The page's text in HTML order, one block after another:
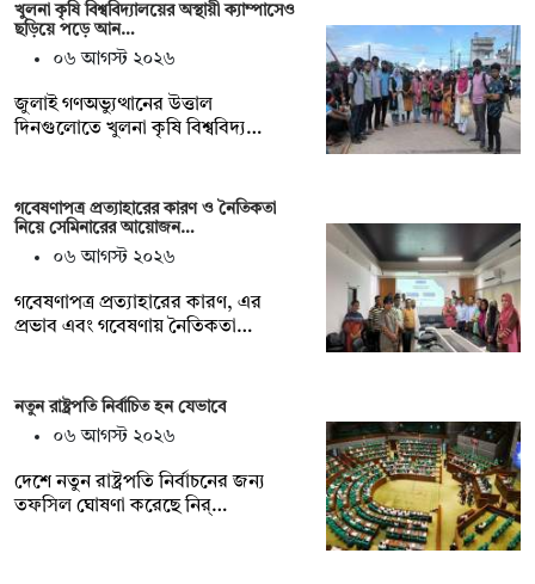
খুলনা কৃষি বিশ্ববিদ্যালয়ের অস্থায়ী ক্যাম্পাসেও
ছড়িয়ে পড়ে আন…
০৬ আগস্ট ২০২৬
জুলাই গণঅভ্যুত্থানের উত্তাল
দিনগুলোতে খুলনা কৃষি বিশ্ববিদ্য…
গবেষণাপত্র প্রত্যাহারের কারণ ও নৈতিকতা
নিয়ে সেমিনারের আয়োজন…
০৬ আগস্ট ২০২৬
গবেষণাপত্র প্রত্যাহারের কারণ, এর
প্রভাব এবং গবেষণায় নৈতিকতা…
নতুন রাষ্ট্রপতি নির্বাচিত হন যেভাবে
০৬ আগস্ট ২০২৬
দেশে নতুন রাষ্ট্রপতি নির্বাচনের জন্য
তফসিল ঘোষণা করেছে নির্…